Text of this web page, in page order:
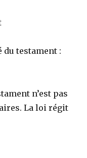
du testament :
n’est pas
La loi régit